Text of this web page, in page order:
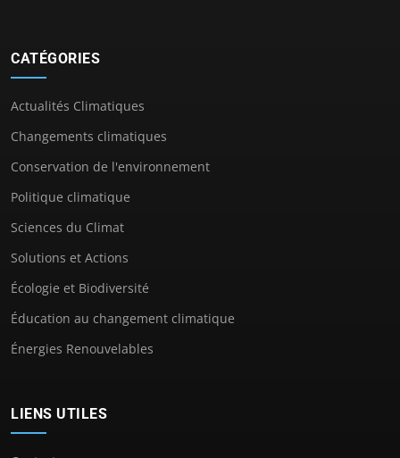
CATÉGORIES
Actualités Climatiques
Changements climatiques
Conservation de l'environnement
Politique climatique
Sciences du Climat
Solutions et Actions
Écologie et Biodiversité
Éducation au changement climatique
Énergies Renouvelables
LIENS UTILES